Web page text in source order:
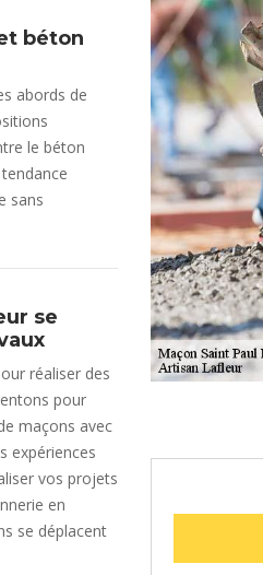
béton
abords de
le béton
sans
se
réaliser des
pour
maçons avec
expériences
vos projets
en
se déplacent